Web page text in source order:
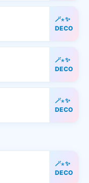
🪄⋆✨
DECO
🪄⋆✨
DECO
🪄⋆✨
DECO
🪄⋆✨
DECO